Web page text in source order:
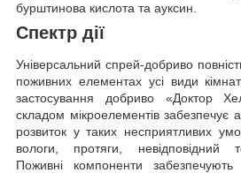
бурштинова кислота та ауксин.
Спектр дії
Універсальний спрей-добриво
поживних елементах усі види
застосування добриво «Доктор
складом мікроелементів забезпечує
розвиток у таких несприятливих
вологи, протяги, невідповідний
Поживні компоненти забезпечують